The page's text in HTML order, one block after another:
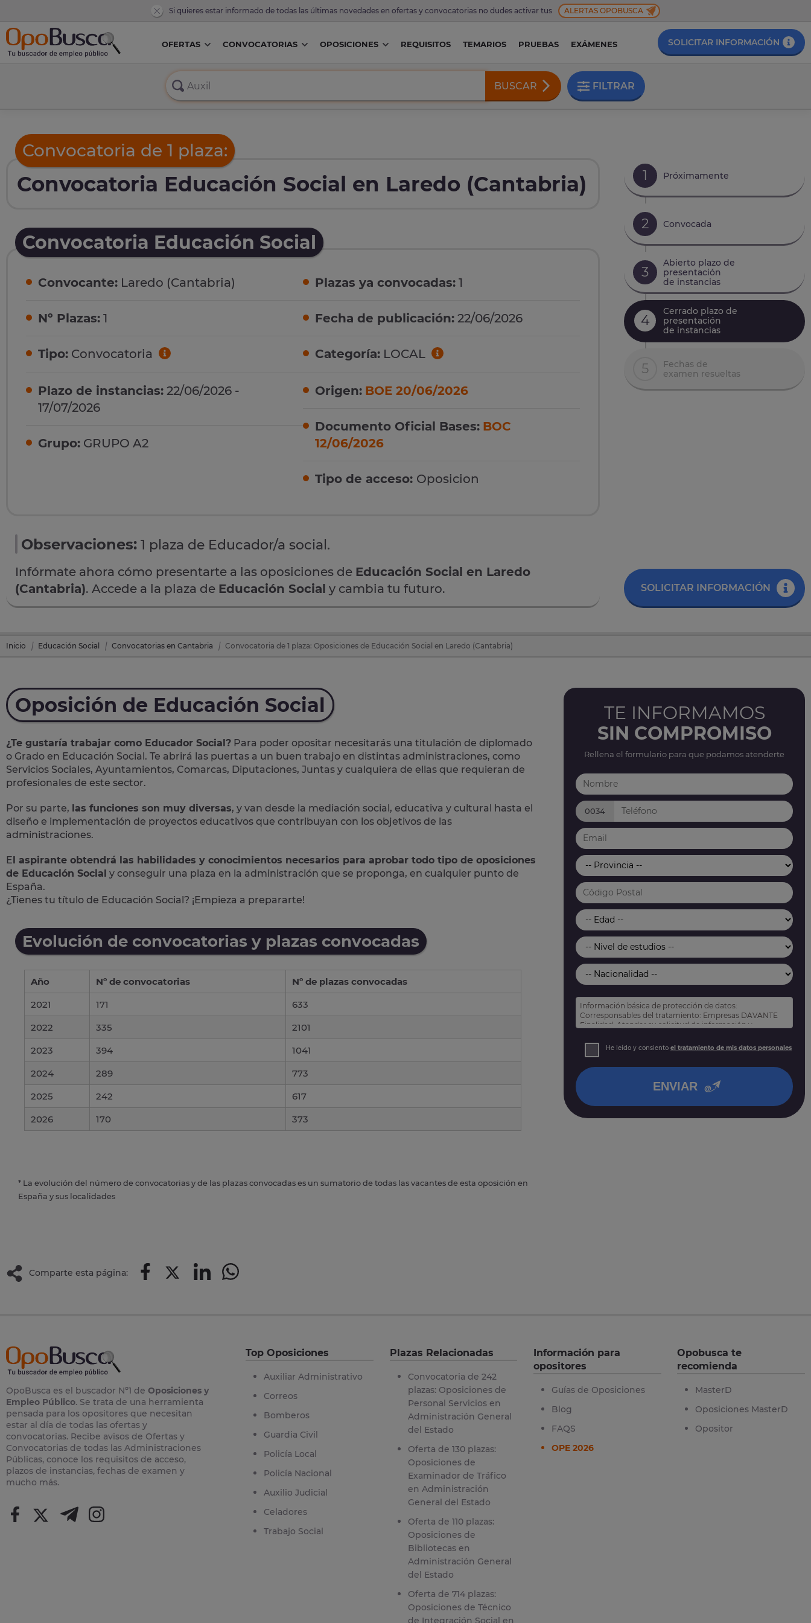
Si quieres estar informado de todas las últimas novedades en ofertas y convocatorias no dudes activar tus ALERTAS OPOBUSCA
OFERTAS CONVOCATORIAS OPOSICIONES REQUISITOS TEMARIOS PRUEBAS EXÁMENES SOLICITAR INFORMACIÓN
BUSCAR FILTRAR
Convocatoria de 1 plaza:
Convocatoria Educación Social en Laredo (Cantabria)
Convocatoria Educación Social
Convocante: Laredo (Cantabria)
Nº Plazas: 1
Tipo: Convocatoria
Plazo de instancias: 22/06/2026 -
17/07/2026
Grupo: GRUPO A2
Plazas ya convocadas: 1
Fecha de publicación: 22/06/2026
Categoría: LOCAL
Origen: BOE 20/06/2026
Documento Oficial Bases: BOC
12/06/2026
Tipo de acceso: Oposicion
Observaciones: 1 plaza de Educador/a social.
Infórmate ahora cómo presentarte a las oposiciones de Educación Social en Laredo
(Cantabria). Accede a la plaza de Educación Social y cambia tu futuro.
1 Próximamente
2 Convocada
3
Abierto plazo de
presentación
de instancias
4
Cerrado plazo de
presentación
de instancias
5
Fechas de
examen resueltas
SOLICITAR INFORMACIÓN
Inicio Educación Social Convocatorias en Cantabria Convocatoria de 1 plaza: Oposiciones de Educación Social en Laredo (Cantabria)
Oposición de Educación Social
¿Te gustaría trabajar como Educador Social? Para poder opositar necesitarás una titulación de diplomado
o Grado en Educación Social. Te abrirá las puertas a un buen trabajo en distintas administraciones, como
Servicios Sociales, Ayuntamientos, Comarcas, Diputaciones, Juntas y cualquiera de ellas que requieran de
profesionales de este sector.
Por su parte, las funciones son muy diversas, y van desde la mediación social, educativa y cultural hasta el
diseño e implementación de proyectos educativos que contribuyan con los objetivos de las
administraciones.
El aspirante obtendrá las habilidades y conocimientos necesarios para aprobar todo tipo de oposiciones
de Educación Social y conseguir una plaza en la administración que se proponga, en cualquier punto de
España.
¿Tienes tu título de Educación Social? ¡Empieza a prepararte!
Evolución de convocatorias y plazas convocadas
Año Nº de convocatorias
Nº de plazas convocadas
2021
171
633
2022
335
2101
2023
394
1041
2024
289
773
2025
242
617
2026
170 373
* La evolución del número de convocatorias y de las plazas convocadas es un sumatorio de todas las vacantes de esta oposición en
España y sus localidades
TE INFORMAMOS
SIN COMPROMISO
Rellena el formulario para que podamos atenderte
0034
Información básica de protección de datos:
Corresponsables del tratamiento: Empresas DAVANTE
Finalidad: Atender su solicitud de información y
Derechos: Puede acceder, rectificar y suprimir sus
datos, así como otros derechos tal y como se explica
He leído y consiento el tratamiento de mis datos personales
ENVIAR
Comparte esta página:
OpoBusca es el buscador Nº1 de Oposiciones y
Empleo Público. Se trata de una herramienta
pensada para los opositores que necesitan
estar al día de todas las ofertas y
convocatorias. Recibe avisos de Ofertas y
Convocatorias de todas las Administraciones
Públicas, conoce los requisitos de acceso,
plazos de instancias, fechas de examen y
mucho más.
Top Oposiciones
Auxiliar Administrativo
Correos
Bomberos
Guardia Civil
Policía Local
Policía Nacional
Auxilio Judicial
Celadores
Trabajo Social
Plazas Relacionadas
Convocatoria de 242
plazas: Oposiciones de
Personal Servicios en
Administración General
del Estado
Oferta de 130 plazas:
Oposiciones de
Examinador de Tráfico
en Administración
General del Estado
Oferta de 110 plazas:
Oposiciones de
Bibliotecas en
Administración General
del Estado
Oferta de 714 plazas:
Oposiciones de Técnico
de Integración Social en
Información para
opositores
Guías de Oposiciones
Blog
FAQS
OPE 2026
Opobusca te
recomienda
MasterD
Oposiciones MasterD
Opositor